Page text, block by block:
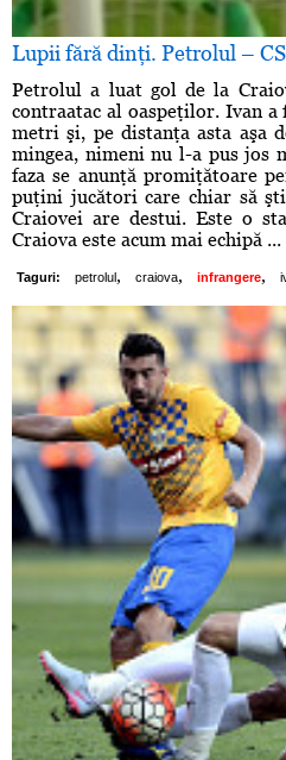
Lupii fără dinţi. Petrolul –
Petrolul a luat gol de la
contraatac al oaspeţilor. Ivan a
metri şi, pe distanţa asta aşa
mingea, nimeni nu l-a pus jos
faza se anunţă promiţătoare
puţini jucători care chiar să
Craiovei are destui. Este o
Craiova este acum mai echipă ...
Taguri: petrolul , craiova, infrangere,